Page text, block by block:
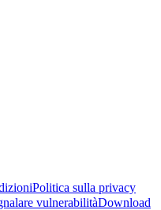
Politica sulla privacy
vulnerabilitàDownload